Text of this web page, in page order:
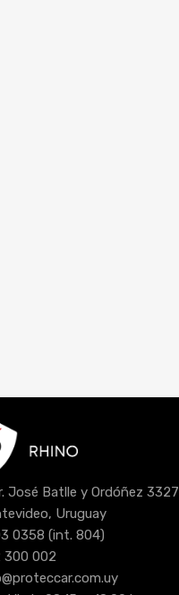
José Batlle y Ordóñez 3327
Uruguay
0358 (int. 804)
300 002